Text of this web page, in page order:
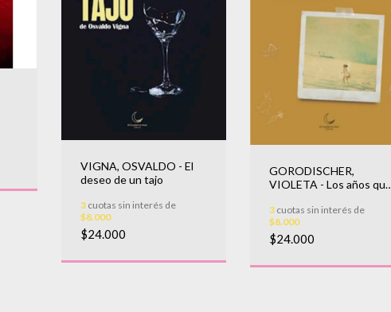
VIGNA, OSVALDO - El
deseo de un tajo
3cuotas sin interés de
$8.000
$24.000
GORODISCHER,
VIOLETA - Los años que
3 cuotas sin interés de
$8.000
$24.000